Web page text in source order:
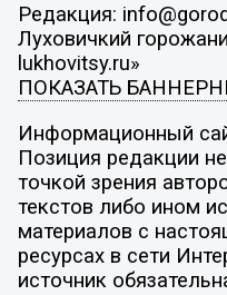
Редакция:
Луховичкий
lukhovitsy.ru»
ПОКАЗАТЬ
Информационный
Позиция редакции
точкой зрения
текстов либо ином
материалов с
ресурсах в сети
источник